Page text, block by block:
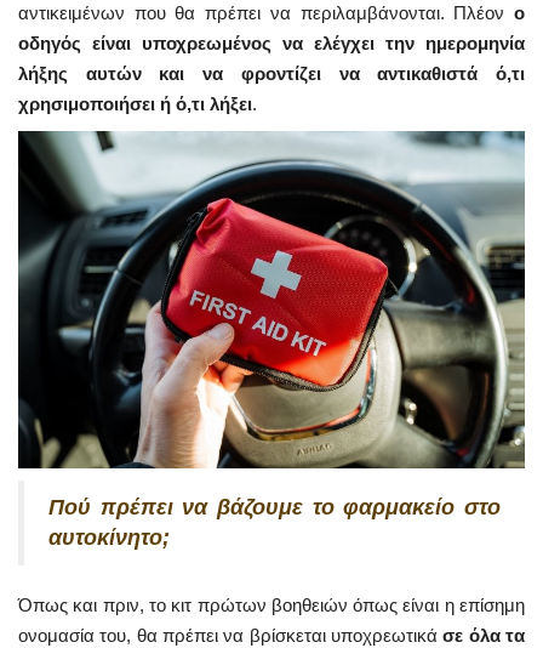
αντικειμένων που θα πρέπει να περιλαμβάνονται. Πλέον ο
οδηγός είναι υποχρεωμένος να ελέγχει την ημερομηνία
λήξης αυτών και να φροντίζει να αντικαθιστά ό,τι
χρησιμοποιήσει ή ό,τι λήξει.
Πού πρέπει να βάζουμε το φαρμακείο στο
αυτοκίνητο;
Όπως και πριν, το κιτ πρώτων βοηθειών όπως είναι η επίσημη
ονομασία του, θα πρέπει να βρίσκεται υποχρεωτικάσε όλα τα